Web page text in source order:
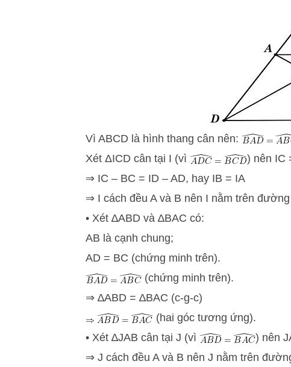
Vì ABCD là hình thang cân nên:
Xét ΔICD cân tại I (vì
) nên IC
⇒ IC – BC = ID – AD, hay IB = IA
⇒ I cách đều A và B nên I nằm trên
• Xét ∆ABD và ∆BAC có:
AB là cạnh chung;
AD = BC (chứng minh trên).
(chứng minh trên).
⇒ ∆ABD = ∆BAC (c-g-c)
(hai góc tương ứng).
• Xét ∆JAB cân tại J (vì
) nên
⇒ J cách đều A và B nên J nằm trên